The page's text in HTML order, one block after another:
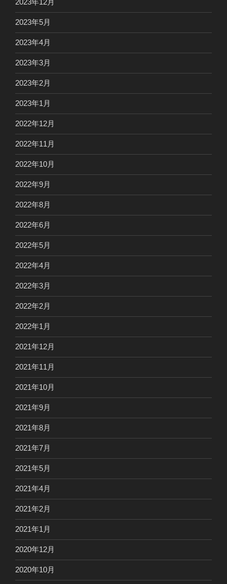
2023年12月
2023年5月
2023年4月
2023年3月
2023年2月
2023年1月
2022年12月
2022年11月
2022年10月
2022年9月
2022年8月
2022年6月
2022年5月
2022年4月
2022年3月
2022年2月
2022年1月
2021年12月
2021年11月
2021年10月
2021年9月
2021年8月
2021年7月
2021年5月
2021年4月
2021年2月
2021年1月
2020年12月
2020年10月